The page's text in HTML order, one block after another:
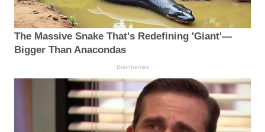
The Massive Snake That's Redefining 'Giant'—
Bigger Than Anacondas
Brainberries